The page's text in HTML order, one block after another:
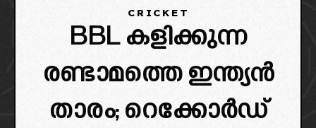
CRICKET
BBL കളിക്കുന്ന
രണ്ടാമത്തെ ഇന്ത്യൻ
താരം; റെക്കോർഡ്